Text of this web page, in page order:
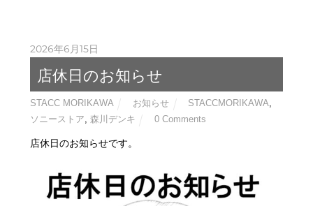
2026年6月15日
店休日のお知らせ
STACC MORIKAWA お知らせ STACCMORIKAWA,
ソニーストア, 森川デンキ 0 Comments
店休日のお知らせです。